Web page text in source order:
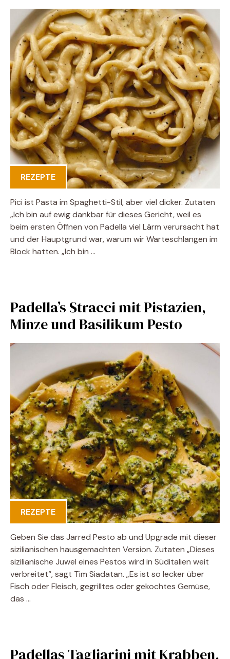
REZEPTE
Pici ist Pasta im Spaghetti-Stil, aber viel dicker. Zutaten
„Ich bin auf ewig dankbar für dieses Gericht, weil es
beim ersten Öffnen von Padella viel Lärm verursacht hat
und der Hauptgrund war, warum wir Warteschlangen im
Block hatten. „Ich bin …
Padella’s Stracci mit Pistazien,
Minze und Basilikum Pesto
REZEPTE
Geben Sie das Jarred Pesto ab und Upgrade mit dieser
sizilianischen hausgemachten Version. Zutaten „Dieses
sizilianische Juwel eines Pestos wird in Süditalien weit
verbreitet“, sagt Tim Siadatan. „Es ist so lecker über
Fisch oder Fleisch, gegrilltes oder gekochtes Gemüse,
das …
Padellas Tagliarini mit Krabben,